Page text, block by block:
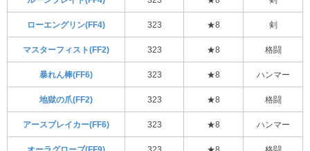
ローエングリン(FF4) 323 ★8 剣
マスターフィスト(FF2) 323 ★8 格闘
暴れん棒(FF6) 323 ★8 ハンマー
地獄の爪(FF2) 323 ★8 格闘
アースブレイカー(FF6) 323 ★8 ハンマー